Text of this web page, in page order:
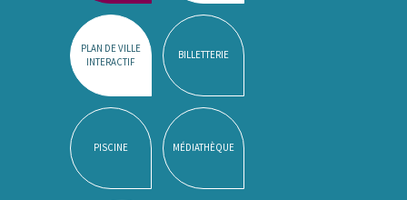
PLAN DE VILLE
INTERACTIF
BILLETTERIE
PISCINE MÉDIATHÈQUE